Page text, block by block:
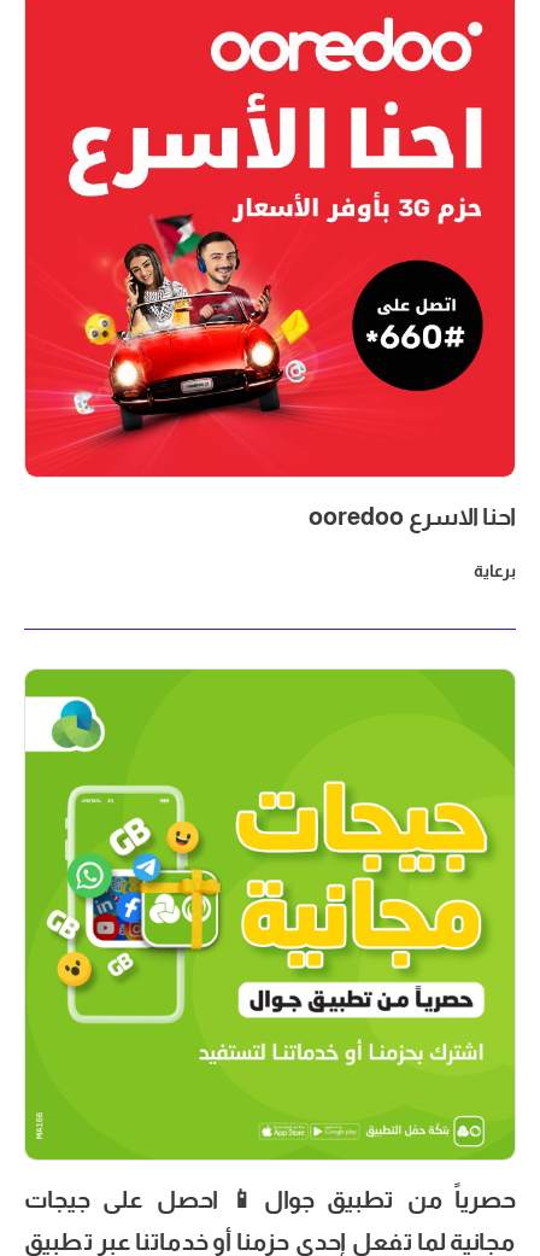
احنا الاسرع ooredoo
برعاية
حصرياً من تطبيق جوال📱 احصل على جيجات
مجانية لما تفعل إحدى حزمنا أو خدماتنا عبر تطبيق